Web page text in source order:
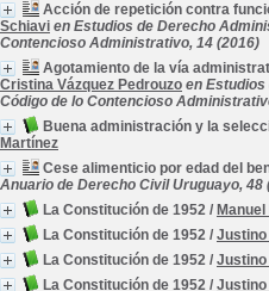
Acción de repetición contra
Schiavi en Estudios de Derecho
Contencioso Administrativo, 14 (2016)
Agotamiento de la vía
Cristina Vázquez Pedrouzo en
Código de lo Contencioso
Buena administración y la
Martínez
Cese alimenticio por edad del
Anuario de Derecho Civil Uruguayo, 48
La Constitución de 1952 /
La Constitución de 1952 / Justino
La Constitución de 1952 / Justino
La Constitución de 1952 / Justino